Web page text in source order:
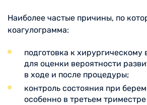
Наиболее частые причины, по
коагулограмма:
подготовка к хирургическому
для оценки вероятности
в ходе и после процедуры;
контроль состояния при
особенно в третьем